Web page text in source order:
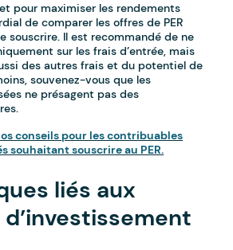
pour maximiser les rendements
de comparer les offres de PER
souscrire. Il est recommandé de ne
sur les frais d’entrée, mais
des autres frais et du potentiel de
souvenez-vous que les
ne présagent pas des
conseils pour les contribuables
souhaitant souscrire au PER.
liés aux